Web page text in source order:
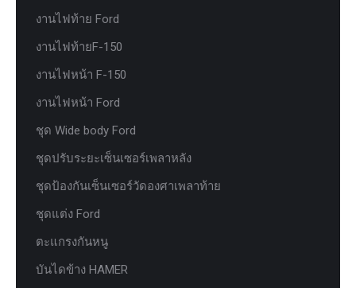
งานไฟท้าย Ford
งานไฟท้ายF-150
งานไฟหน้า F-150
งานไฟหน้า Ford
ชุด Wide body Ford
ชุดปรับระยะเซ็นเซอร์เพลาหลัง
ชุดป้องกันเซ็นเซอร์วัดองศาเพลาท้าย
ชุดแต่ง Ford
ตะแกรงกันหนู
บันไดข้าง HAMER